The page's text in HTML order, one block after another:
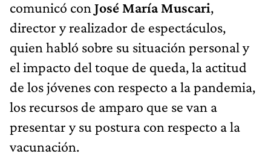
comunicó con José María Muscari,
director y realizador de espectáculos,
quien habló sobre su situación personal y
el impacto del toque de queda, la actitud
de los jóvenes con respecto a la pandemia,
los recursos de amparo que se van a
presentar y su postura con respecto a la
vacunación.